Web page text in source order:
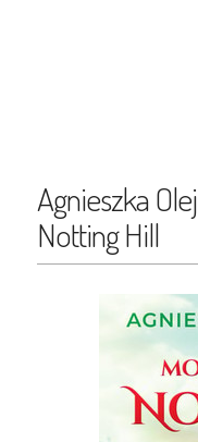
Agnieszka
Notting Hill